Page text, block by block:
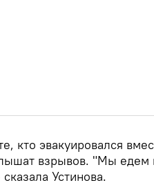
кто эвакуировался
взрывов. "Мы едем
Устинова.